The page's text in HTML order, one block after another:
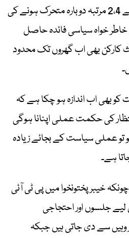
انہوں نے کہا کہ پی ٹی آئی نے 2،4 مرتبہ دوبارہ متحرک ہونے کی
خواہ سیاسی فائدہ حاصل
بھی اب گھروں تک محدود
کو بھی اب اندازہ ہو چکا ہے کہ
کی حکمت عملی اپنانا ہوگی
تو عملی سیاست کے بجائے زیادہ
ہے۔
خیبر پختونخوا میں پی ٹی آئی
جلسوں اور احتجاجی
وہیں سے دی جاتی ہیں جبکہ